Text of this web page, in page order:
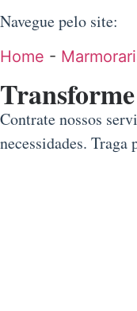
Navegue pelo site:
Home -
Contrate nossos
necessidades.